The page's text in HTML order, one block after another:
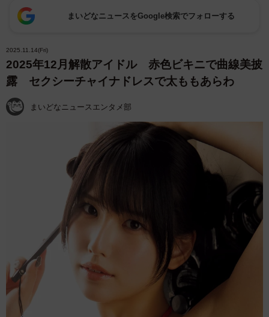
まいどなニュースをGoogle検索でフォローする
2025.11.14(Fri)
2025年12月解散アイドル 赤色ビキニで曲線美披
露 セクシーチャイナドレスで太ももあらわ
まいどなニュースエンタメ部